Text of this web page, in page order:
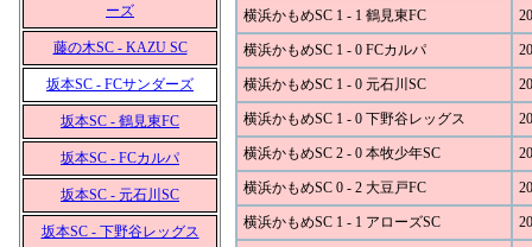
ーズ
藤の木SC - KAZU SC
坂本SC - FCサンダーズ
坂本SC - 鶴見東FC
坂本SC - FCカルパ
坂本SC - 元石川SC
坂本SC - 下野谷レッグス
横浜かもめSC 1 - 1 鶴見東FC
横浜かもめSC 1 - 0 FCカルパ
横浜かもめSC 1 - 0 元石川SC
横浜かもめSC 1 - 0 下野谷レッグス
横浜かもめSC 2 - 0 本牧少年SC
横浜かもめSC 0 - 2 大豆戸FC
横浜かもめSC 1 - 1 アローズSC